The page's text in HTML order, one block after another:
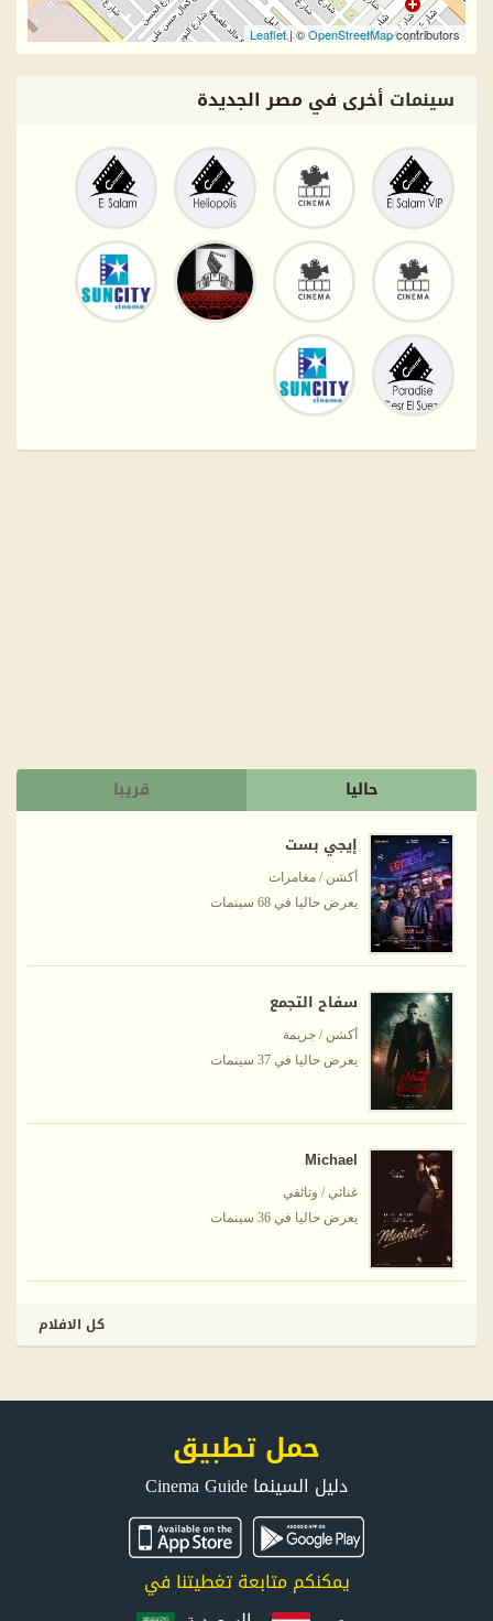
Leaflet| ©OpenStreetMapcontributors
سينمات أخرى في مصر الجديدة
حاليا قريبا
إيجي بست
أكشن / مغامرات
يعرض حاليا في 68 سينمات
سفاح التجمع
أكشن / جريمة
يعرض حاليا في 37 سينمات
Michael
غنائي / وثائقي
يعرض حاليا في 36 سينمات
كل الافلام
حمل تطبيق
دليل السينما Cinema Guide
يمكنكم متابعة تغطيتنا في